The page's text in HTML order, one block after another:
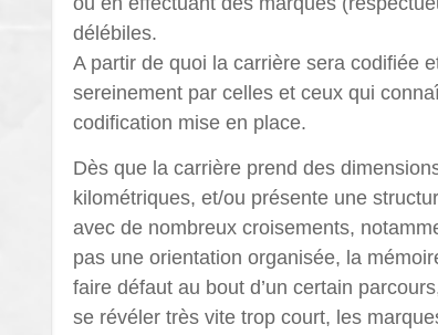
délébiles.
A partir de quoi la carrière sera codifiée
sereinement par celles et ceux qui
codification mise en place.
Dès que la carrière prend des
kilométriques, et/ou présente une
avec de nombreux croisements,
pas une orientation organisée, la
faire défaut au bout d’un certain
se révéler très vite trop court, les